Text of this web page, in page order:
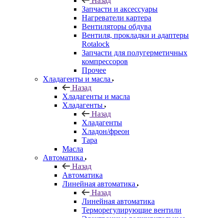
Запчасти и аксессуары
Нагреватели картера
Вентиляторы обдува
Вентиля, прокладки и адаптеры
Rotalock
Запчасти для полугерметичных
компрессоров
Прочее
Хладагенты и масла
Назад
Хладагенты и масла
Хладагенты
Назад
Хладагенты
Хладон/фреон
Тара
Масла
Автоматика
Назад
Автоматика
Линейная автоматика
Назад
Линейная автоматика
Терморегулирующие вентили